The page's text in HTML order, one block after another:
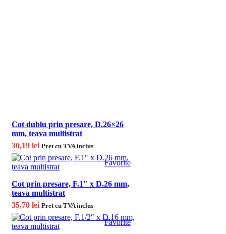
Cot dublu prin presare, D.26×26
mm, teava multistrat
30,19 lei Pret cu TVA inclus
Favorite
Cot prin presare, F.1″ x D.26 mm,
teava multistrat
35,70 lei Pret cu TVA inclus
Favorite